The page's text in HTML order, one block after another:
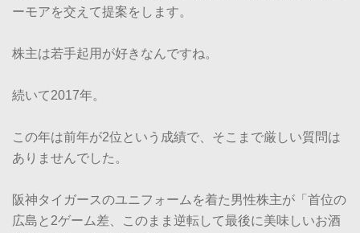
ーモアを交えて提案をします。
株主は若手起用が好きなんですね。
続いて2017年。
この年は前年が2位という成績で、そこまで厳しい質問は
ありませんでした。
阪神タイガースのユニフォームを着た男性株主が「首位の
広島と2ゲーム差、このまま逆転して最後に美味しいお酒